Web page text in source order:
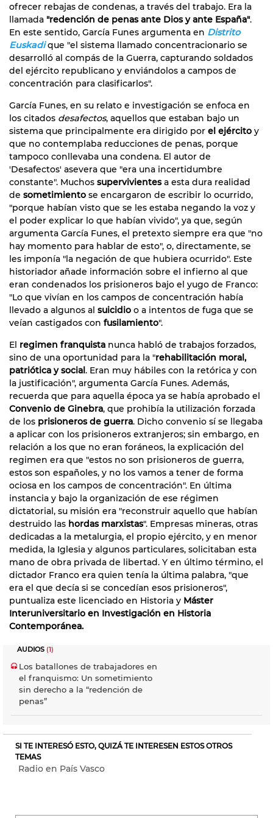
ofrecer rebajas de condenas, a través del trabajo. Era la
llamada "redención de penas ante Dios y ante España".
En este sentido, García Funes argumenta en Distrito
Euskadique "el sistema llamado concentracionario se
desarrolló al compás de la Guerra, capturando soldados
del ejército republicano y enviándolos a campos de
concentración para clasificarlos".
García Funes, en su relato e investigación se enfoca en
los citados desafectos, aquellos que estaban bajo un
sistema que principalmente era dirigido por el ejército y
que no contemplaba reducciones de penas, porque
tampoco conllevaba una condena. El autor de
'Desafectos' asevera que "era una incertidumbre
constante". Muchos supervivientesa esta dura realidad
de sometimiento se encargaron de escribir lo ocurrido,
"porque habían visto que se les estaba negando la voz y
el poder explicar lo que habían vivido", ya que, según
argumenta García Funes, el pretexto siempre era que "no
hay momento para hablar de esto", o, directamente, se
les imponía "la negación de que hubiera ocurrido". Este
historiador añade información sobre el infierno al que
eran condenados los prisioneros bajo el yugo de Franco:
"Lo que vivían en los campos de concentración había
llevado a algunos al suicidio o a intentos de fuga que se
veían castigados con fusilamiento".
El regimen franquista nunca habló de trabajos forzados,
sino de una oportunidad para la "rehabilitación moral,
patriótica y social. Eran muy hábiles con la retórica y con
la justificación", argumenta García Funes. Además,
recuerda que para aquella época ya se había aprobado el
Convenio de Ginebra, que prohibía la utilización forzada
de los prisioneros de guerra. Dicho convenio sí se llegaba
a aplicar con los prisioneros extranjeros; sin embargo, en
relación a los que no eran foráneos, la explicación del
regimen era que "estos no son prisioneros de guerra,
estos son españoles, y no los vamos a tener de forma
ociosa en los campos de concentración". En última
instancia y bajo la organización de ese régimen
dictatorial, su misión era "reconstruir aquello que habían
destruido las hordas marxistas". Empresas mineras, otras
dedicadas a la metalurgia, el propio ejército, y en menor
medida, la Iglesia y algunos particulares, solicitaban esta
mano de obra privada de libertad. Y en último término, el
dictador Franco era quien tenía la última palabra, "que
era el que decía si se concedían esos prisioneros",
puntualiza este licenciado en Historia y Máster
Interuniversitario en Investigación en Historia
Contemporánea.
AUDIOS (1)
Los batallones de trabajadores en
el franquismo: Un sometimiento
sin derecho a la “redención de
penas”
SI TE INTERESÓ ESTO, QUIZÁ TE INTERESEN ESTOS OTROS
TEMAS
Radio en País Vasco